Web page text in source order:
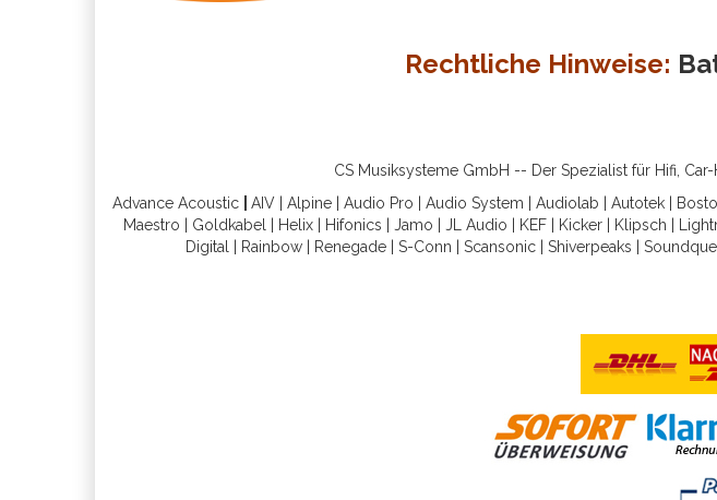
Rechtliche Hinweise:
CS Musiksysteme GmbH -- Der Spezialist für Hifi,
Advance Acoustic
AIV Alpine Audio Pro Audio System Audiolab Autotek
Maestro
Goldkabel Helix| Hifonics Jamo JL Audio KEF| Kicker| Klipsch
Digital
Rainbow Renegade S-Conn Scansonic Shiverpeaks